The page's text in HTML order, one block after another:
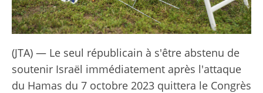
(JTA) — Le seul républicain à s'être abstenu de
soutenir Israël immédiatement après l'attaque
du Hamas du 7 octobre 2023 quittera le Congrès